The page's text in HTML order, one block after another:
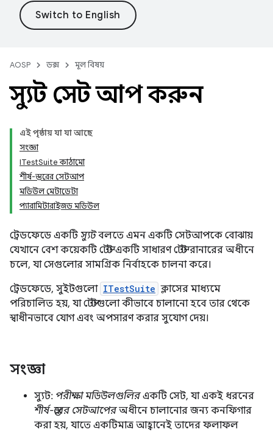
AOSP ডক্স মূল বিষয়
স্যুট সেট আপ করুন
এই পৃষ্ঠায় যা যা আছে
সংজ্ঞা
ITestSuite কাঠামো
শীর্ষ-স্তরের সেটআপ
মডিউল মেটাডেটা
প্যারামিটারাইজড মডিউল
ট্রেডফেডে একটি স্যুটবলতে এমন একটি সেটআপকে বোঝায়
যেখানে বেশ কয়েকটি টেস্ট একটি সাধারণ টেস্ট রানারের অধীনে
চলে, যা সেগুলোর সামগ্রিক নির্বাহকে চালনা করে।
ট্রেডফেডে, সুইটগুলো ITestSuite ক্লাসের মাধ্যমে
পরিচালিত হয়, যা টেস্টগুলো কীভাবে চালানো হবে তার থেকে
স্বাধীনভাবে যোগ এবং অপসারণ করার সুযোগ দেয়।
সংজ্ঞা
স্যুট: পরীক্ষা মডিউলগুলিরএকটি সেট, যা একই ধরনের
শীর্ষ-স্তরের সেটআপেরঅধীনে চালানোর জন্য কনফিগার
করা হয়, যাতে একটিমাত্র আহ্বানেই তাদের ফলাফল